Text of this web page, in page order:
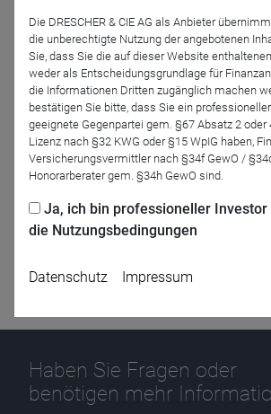
Jetzt für das Partner-
Zurück
Haben Sie Fragen oder
benötigen mehr
Die DRESCHER & CIE AG als Anbieter
die unberechtigte Nutzung der angebotenen
Sie, dass Sie die auf dieser Website
weder als Entscheidungsgrundlage für
die Informationen Dritten zugänglich machen
bestätigen Sie bitte, dass Sie ein
geeignete Gegenpartei gem. §67 Absatz 2 oder
Lizenz nach §32 KWG oder §15 WpIG haben,
Versicherungsvermittler nach §34f GewO /
Honorarberater gem. §34h GewO sind.
Ja, ich bin professioneller Investor
die Nutzungsbedingungen
Datenschutz Impressum